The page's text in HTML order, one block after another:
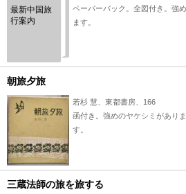
最新中国旅
行案内
ペーパーバック。全図付き。強
ます。
朝旅夕旅
若杉 慧、東都書房、166
函付き。強めのヤケシミがあり
す。
三蔵法師の旅を旅する